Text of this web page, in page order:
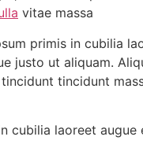
vitae massa
primis in cubilia
justo ut aliquam.
tincidunt tincidunt
cubilia laoreet augue